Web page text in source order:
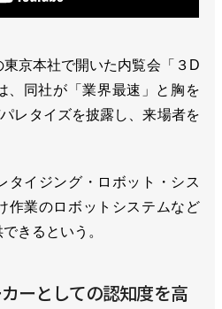
京本社で開いた内覧会「３D
、同社が「業界最速」と胸を
レタイズを披露し、来場者を
イジング・ロボット・シス
作業のロボットシステムなど
きるという。
ーとしての認知度を高